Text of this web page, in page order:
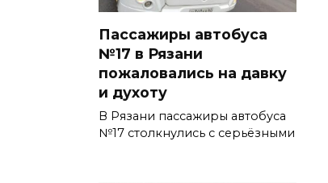
Пассажиры автобуса
№17 в Рязани
пожаловались на давку
и духоту
В Рязани пассажиры автобуса
№17 столкнулись с серьёзными